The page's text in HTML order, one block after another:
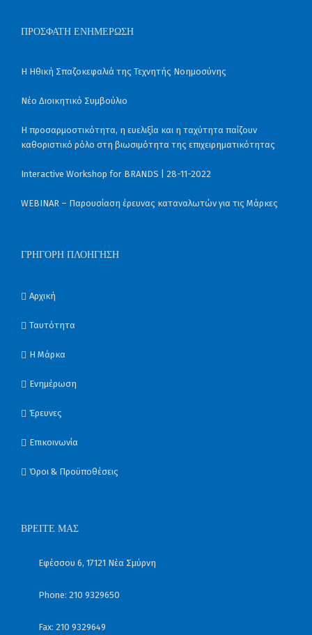
ΠΡΌΣΦΑΤΗ ΕΝΗΜΈΡΩΣΗ
Η Ηθική Σπαζοκεφαλιά της Τεχνητής Νοημοσύνης
Νέο Διοικητικό Συμβούλιο
Η προσαρμοστικότητα, η ευελιξία και η ταχύτητα παίζουν
καθοριστικό ρόλο στη βιωσιμότητα της επιχειρηματικότητας
Interactive Workshop for BRANDS | 28-11-2022
WEBINAR – Παρουσίαση έρευνας καταναλωτών για τις Μάρκες
ΓΡΉΓΟΡΗ ΠΛΟΉΓΗΣΗ
Αρχική
Ταυτότητα
Η Μάρκα
Ενημέρωση
Έρευνες
Επικοινωνία
Όροι & Προϋποθέσεις
ΒΡΕΊΤΕ ΜΑΣ
Εφέσσου 6, 17121 Νέα Σμύρνη
Phone: 210 9329650
Fax: 210 9329649